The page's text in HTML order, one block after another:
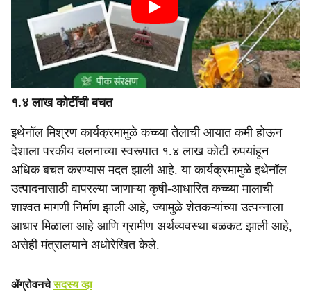
१.४ लाख कोटींची बचत
इथेनॉल मिश्रण कार्यक्रमामुळे कच्च्या तेलाची आयात कमी होऊन
देशाला परकीय चलनाच्या स्वरूपात १.४ लाख कोटी रुपयांहून
अधिक बचत करण्यास मदत झाली आहे. या कार्यक्रमामुळे इथेनॉल
उत्पादनासाठी वापरल्या जाणाऱ्या कृषी-आधारित कच्च्या मालाची
शाश्वत मागणी निर्माण झाली आहे, ज्यामुळे शेतकऱ्यांच्या उत्पन्नाला
आधार मिळाला आहे आणि ग्रामीण अर्थव्यवस्था बळकट झाली आहे,
असेही मंत्रालयाने अधोरेखित केले.
ॲग्रोवनचेसदस्य व्हा